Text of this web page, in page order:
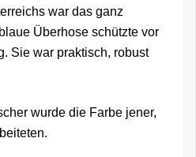
war das ganz
Überhose schützte vor
Sie war praktisch, robust
wurde die Farbe jener,